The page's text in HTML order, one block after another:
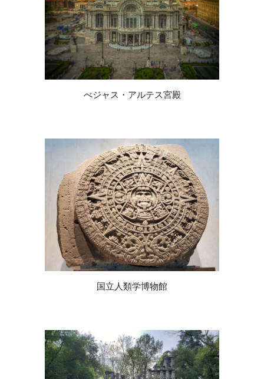
べジャス・アルテス宮殿
国立人類学博物館